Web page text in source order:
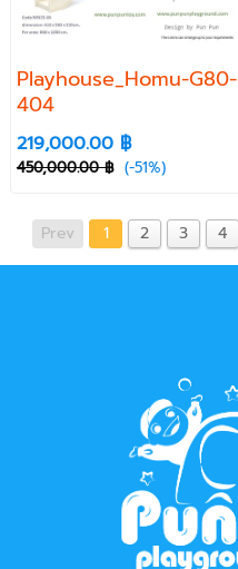
Playhouse_Homu-G80-
404
219,000.00 ฿
450,000.00 ฿ (-51%)
Prev 1 2 3 4